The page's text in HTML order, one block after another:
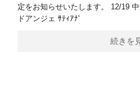
定をお知らせいたします。 12/19
ドアンジェ ｻﾃｨｱﾅ'
続きを